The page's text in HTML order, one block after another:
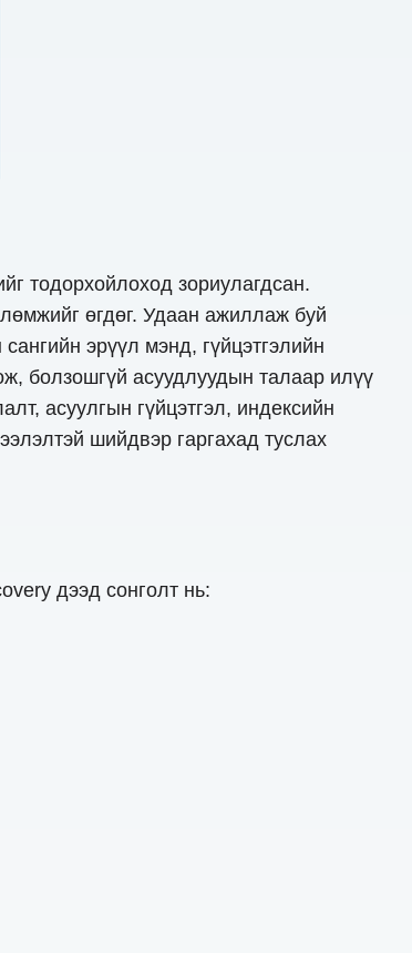
тодорхойлоход зориулагдсан.
өгдөг. Удаан ажиллаж буй
эрүүл мэнд, гүйцэтгэлийн
болзошгүй асуудлуудын талаар илүү
асуулгын гүйцэтгэл, индексийн
шийдвэр гаргахад туслах
дээд сонголт нь: